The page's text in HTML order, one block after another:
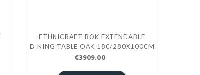
ETHNICRAFT BOK EXTENDABLE
DINING TABLE OAK 180/280X100CM
€3909.00